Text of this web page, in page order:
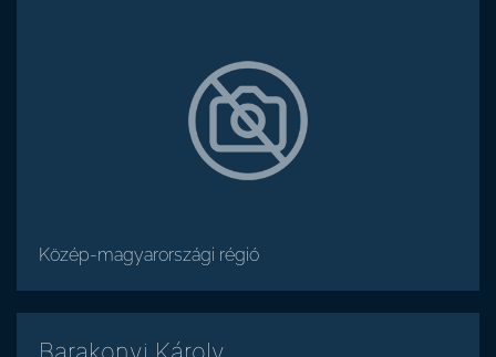
Közép-magyarországi régió